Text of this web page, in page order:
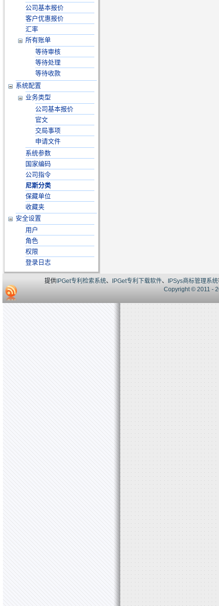
公司基本报价
客户优惠报价
汇率
所有账单
等待审核
等待处理
等待收款
系统配置
业务类型
公司基本报价
官文
交局事项
申请文件
系统参数
国家编码
公司指令
尼斯分类
保藏单位
收藏夹
安全设置
用户
角色
权限
登录日志
提供IPGet专利检索系统、 IPGet专利下载软件、 IPSys商标管理系统
Copyright © 2011 -